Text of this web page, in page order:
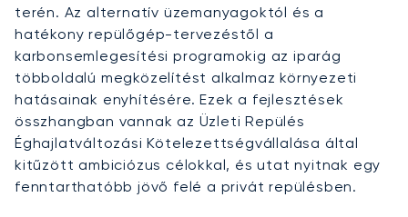
terén. Az alternatív üzemanyagoktól és a
hatékony repülőgép-tervezéstől a
karbonsemlegesítési programokig az iparág
többoldalú megközelítést alkalmaz környezeti
hatásainak enyhítésére. Ezek a fejlesztések
összhangban vannak az Üzleti Repülés
Éghajlatváltozási Kötelezettségvállalása által
kitűzött ambiciózus célokkal, és utat nyitnak egy
fenntarthatóbb jövő felé a privát repülésben.